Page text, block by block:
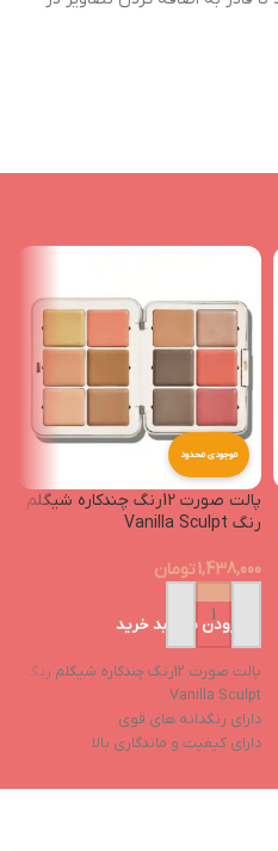
موجودی محدود
پالت صورت 12رنگ چندکاره شیگلم
رنگ Vanilla Sculpt
1,438,000تومان
افزودن به سبد خرید
پالت صورت 12رنگ چندکاره شیگلم رنگ
Vanilla Sculpt
دارای رنگدانه های قوی
دارای کیفیت و ماندگاری بالا